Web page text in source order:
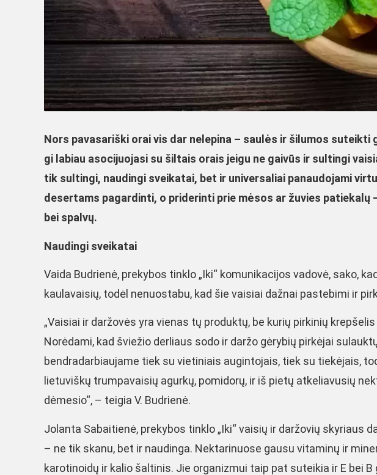
Nors pavasariški orai vis dar nelepina – saulės ir šilumos suteikti
gi labiau asocijuojasi su šiltais orais jeigu ne gaivūs ir sultingi
tik sultingi, naudingi sveikatai, bet ir universaliai panaudojami
desertams pagardinti, o priderinti prie mėsos ar žuvies patiekalų
bei spalvų.
Naudingi sveikatai
Vaida Budrienė, prekybos tinklo „Iki“ komunikacijos vadovė, sako,
kaulavaisių, todėl nenuostabu, kad šie vaisiai dažnai pastebimi ir
„Vaisiai ir daržovės yra vienas tų produktų, be kurių pirkinių
Norėdami, kad šviežio derliaus sodo ir daržo gėrybių pirkėjai
bendradarbiaujame tiek su vietiniais augintojais, tiek su tiekėjais,
lietuviškų trumpavaisių agurkų, pomidorų, ir iš pietų atkeliavusių
dėmesio“, – teigia V. Budrienė.
Jolanta Sabaitienė, prekybos tinklo „Iki“ vaisių ir daržovių skyriaus
– ne tik skanu, bet ir naudinga. Nektarinuose gausu vitaminų ir
karotinoidų ir kalio šaltinis. Jie organizmui taip pat suteikia ir E bei